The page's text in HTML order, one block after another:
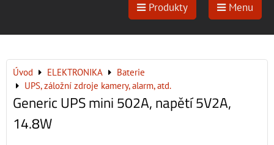
Produkty Menu
Úvod ELEKTRONIKA
Baterie
UPS, záložní zdroje kamery, alarm, atd.
Generic UPS mini 502A, napětí 5V2A,
14.8W